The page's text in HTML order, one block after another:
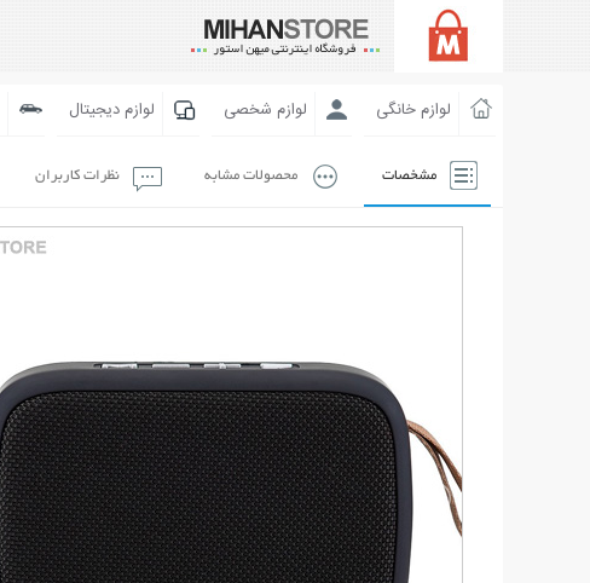
لوازم خانگی لوازم شخصی لوازم دیجیتال
مشخصات محصولات مشابه نظرات کاربران